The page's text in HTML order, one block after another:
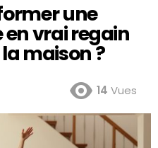
une
vrai regain
maison ?
14 Vues